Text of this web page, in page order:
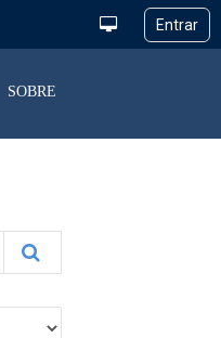
SOBRE